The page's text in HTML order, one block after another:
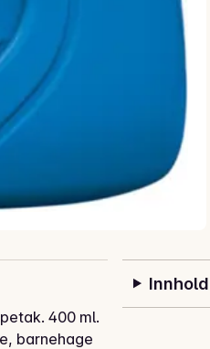
400 ml.
barnehage
Innhold